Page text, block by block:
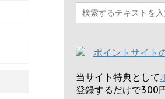
当サイト特典として
登録するだけで300